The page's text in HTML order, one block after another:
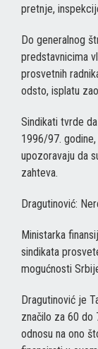
pretnje,
Do generalnog
predstavnicima
prosvetnih
odsto, isplatu
Sindikati tvrde
1996/97.
upozoravaju da
zahteva.
Dragutinović:
Ministarka
sindikata
mogućnosti
Dragutinović je
značilo za 60 do
odnosu na ono